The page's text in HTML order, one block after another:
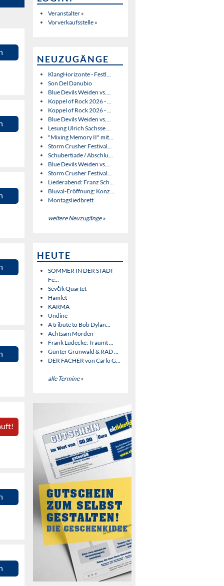
Veranstalter »
Vorverkaufsstelle »
NEUZUGÄNGE
KlangHorizonte - Festl...
Son Del Danubio
Blue Devils Weiden vs....
Koppel of Rock 2026 - ...
Koppel of Rock 2026 - ...
Blue Devils Weiden vs....
Lesung Ulrich Sachsse ...
"Mixing Memory II" mit...
Storm Crusher Festival...
Schubertiade / Abschlu...
Blue Devils Weiden vs....
Storm Crusher Festival...
Liederabend: Franz Sch...
Bluval-Eröffnung: Konz...
Montagsliedbrett
weitere Neuzugänge »
HEUTE
SOMMER IN DER STADT
Fe...
Ševčík Quartet
Hamlet
KARMA
Undine
A tribute to Bob Dylan...
Achtsam Morden
Frank Lüdecke: Träumt ...
Günter Grünwald & RAD ...
DER FÄCHER von Carlo G...
alle Termine »